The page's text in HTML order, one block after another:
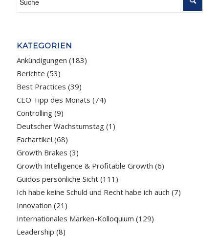
KATEGORIEN
Ankündigungen (183)
Berichte (53)
Best Practices (39)
CEO Tipp des Monats (74)
Controlling(9)
Deutscher Wachstumstag(1)
Fachartikel (68)
Growth Brakes (3)
Growth Intelligence & Profitable Growth (6)
Guidos persönliche Sicht(111)
Ich habe keine Schuld und Recht habe ich auch (7)
Innovation (21)
Internationales Marken-Kolloquium (129)
Leadership (8)